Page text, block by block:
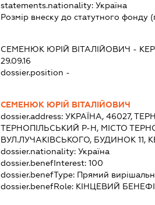
statements.nationality: Україна
Розмір внеску до статутного фонду
СЕМЕНЮК ЮРІЙ ВІТАЛІЙОВИЧ -
29.09.16
dossier.position -
СЕМЕНЮК ЮРІЙ ВІТАЛІЙОВИЧ
dossier.address: УКРАЇНА, 46027,
ТЕРНОПІЛЬСЬКИЙ Р-Н, МІСТО
ВУЛ.ЛУЧАКІВСЬКОГО, БУДИНОК 11,
dossier.nationality: Україна
dossier.benefInterest: 100
dossier.benefType: Прямий
dossier.benefRole: КІНЦЕВИЙ